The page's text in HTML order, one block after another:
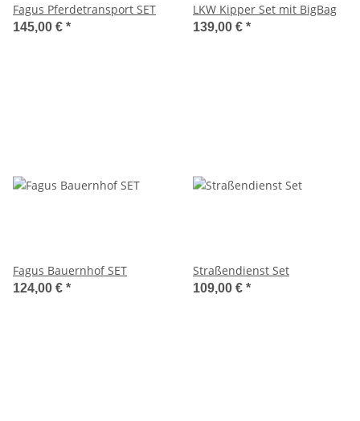
Fagus Pferdetransport SET
145,00 € *
LKW Kipper Set mit BigBag
139,00 € *
Fagus Bauernhof SET
124,00 € *
Straßendienst Set
109,00 € *